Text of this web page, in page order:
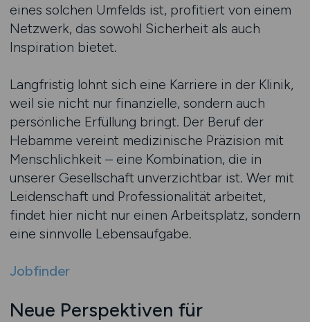
eines solchen Umfelds ist, profitiert von einem
Netzwerk, das sowohl Sicherheit als auch
Inspiration bietet.
Langfristig lohnt sich eine Karriere in der Klinik,
weil sie nicht nur finanzielle, sondern auch
persönliche Erfüllung bringt. Der Beruf der
Hebamme vereint medizinische Präzision mit
Menschlichkeit – eine Kombination, die in
unserer Gesellschaft unverzichtbar ist. Wer mit
Leidenschaft und Professionalität arbeitet,
findet hier nicht nur einen Arbeitsplatz, sondern
eine sinnvolle Lebensaufgabe.
Jobfinder
Neue Perspektiven für